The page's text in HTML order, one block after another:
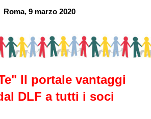
Roma, 9 marzo 2020
Il portale vantaggi
DLF a tutti i soci